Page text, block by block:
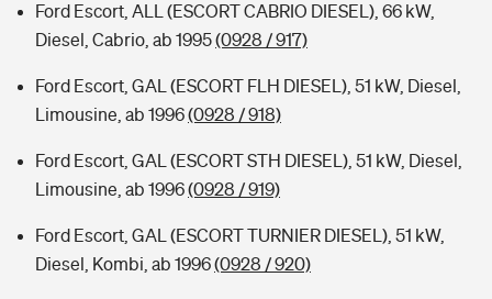
Ford Escort, ALL (ESCORT CABRIO DIESEL), 66 kW,
Diesel, Cabrio, ab 1995(0928 / 917)
Ford Escort, GAL (ESCORT FLH DIESEL), 51 kW, Diesel,
Limousine, ab 1996(0928 / 918)
Ford Escort, GAL (ESCORT STH DIESEL), 51 kW, Diesel,
Limousine, ab 1996(0928 / 919)
Ford Escort, GAL (ESCORT TURNIER DIESEL), 51 kW,
Diesel, Kombi, ab 1996(0928 / 920)